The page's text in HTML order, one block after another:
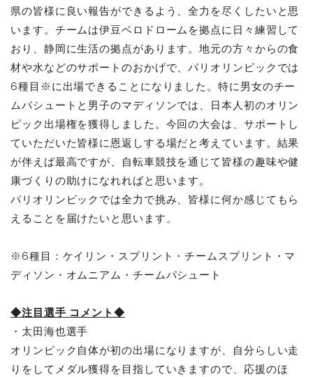
県の皆様に良い報告ができるよう、全力を尽くしたいと思
います。チームは伊豆ベロドロームを拠点に日々練習して
おり、静岡に生活の拠点があります。地元の方々からの食
材や水などのサポートのおかげで、パリオリンピックでは
6種目※に出場できることになりました。特に男女のチー
ムパシュートと男子のマディソンでは、日本人初のオリン
ピック出場権を獲得しました。今回の大会は、サポートし
ていただいた皆様に恩返しする場だと考えています。結果
が伴えば最高ですが、自転車競技を通じて皆様の趣味や健
康づくりの助けになれればと思います。
パリオリンピックでは全力で挑み、皆様に何か感じてもら
えることを届けたいと思います。
※6種目：ケイリン・スプリント・チームスプリント・マ
ディソン・オムニアム・チームパシュート
◆注目選手 コメント◆
・太田海也選手
オリンピック自体が初の出場になりますが、自分らしい走
りをしてメダル獲得を目指していきますので、応援のほ